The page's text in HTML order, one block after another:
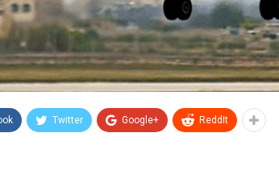
Twitter Google+ ReddIt